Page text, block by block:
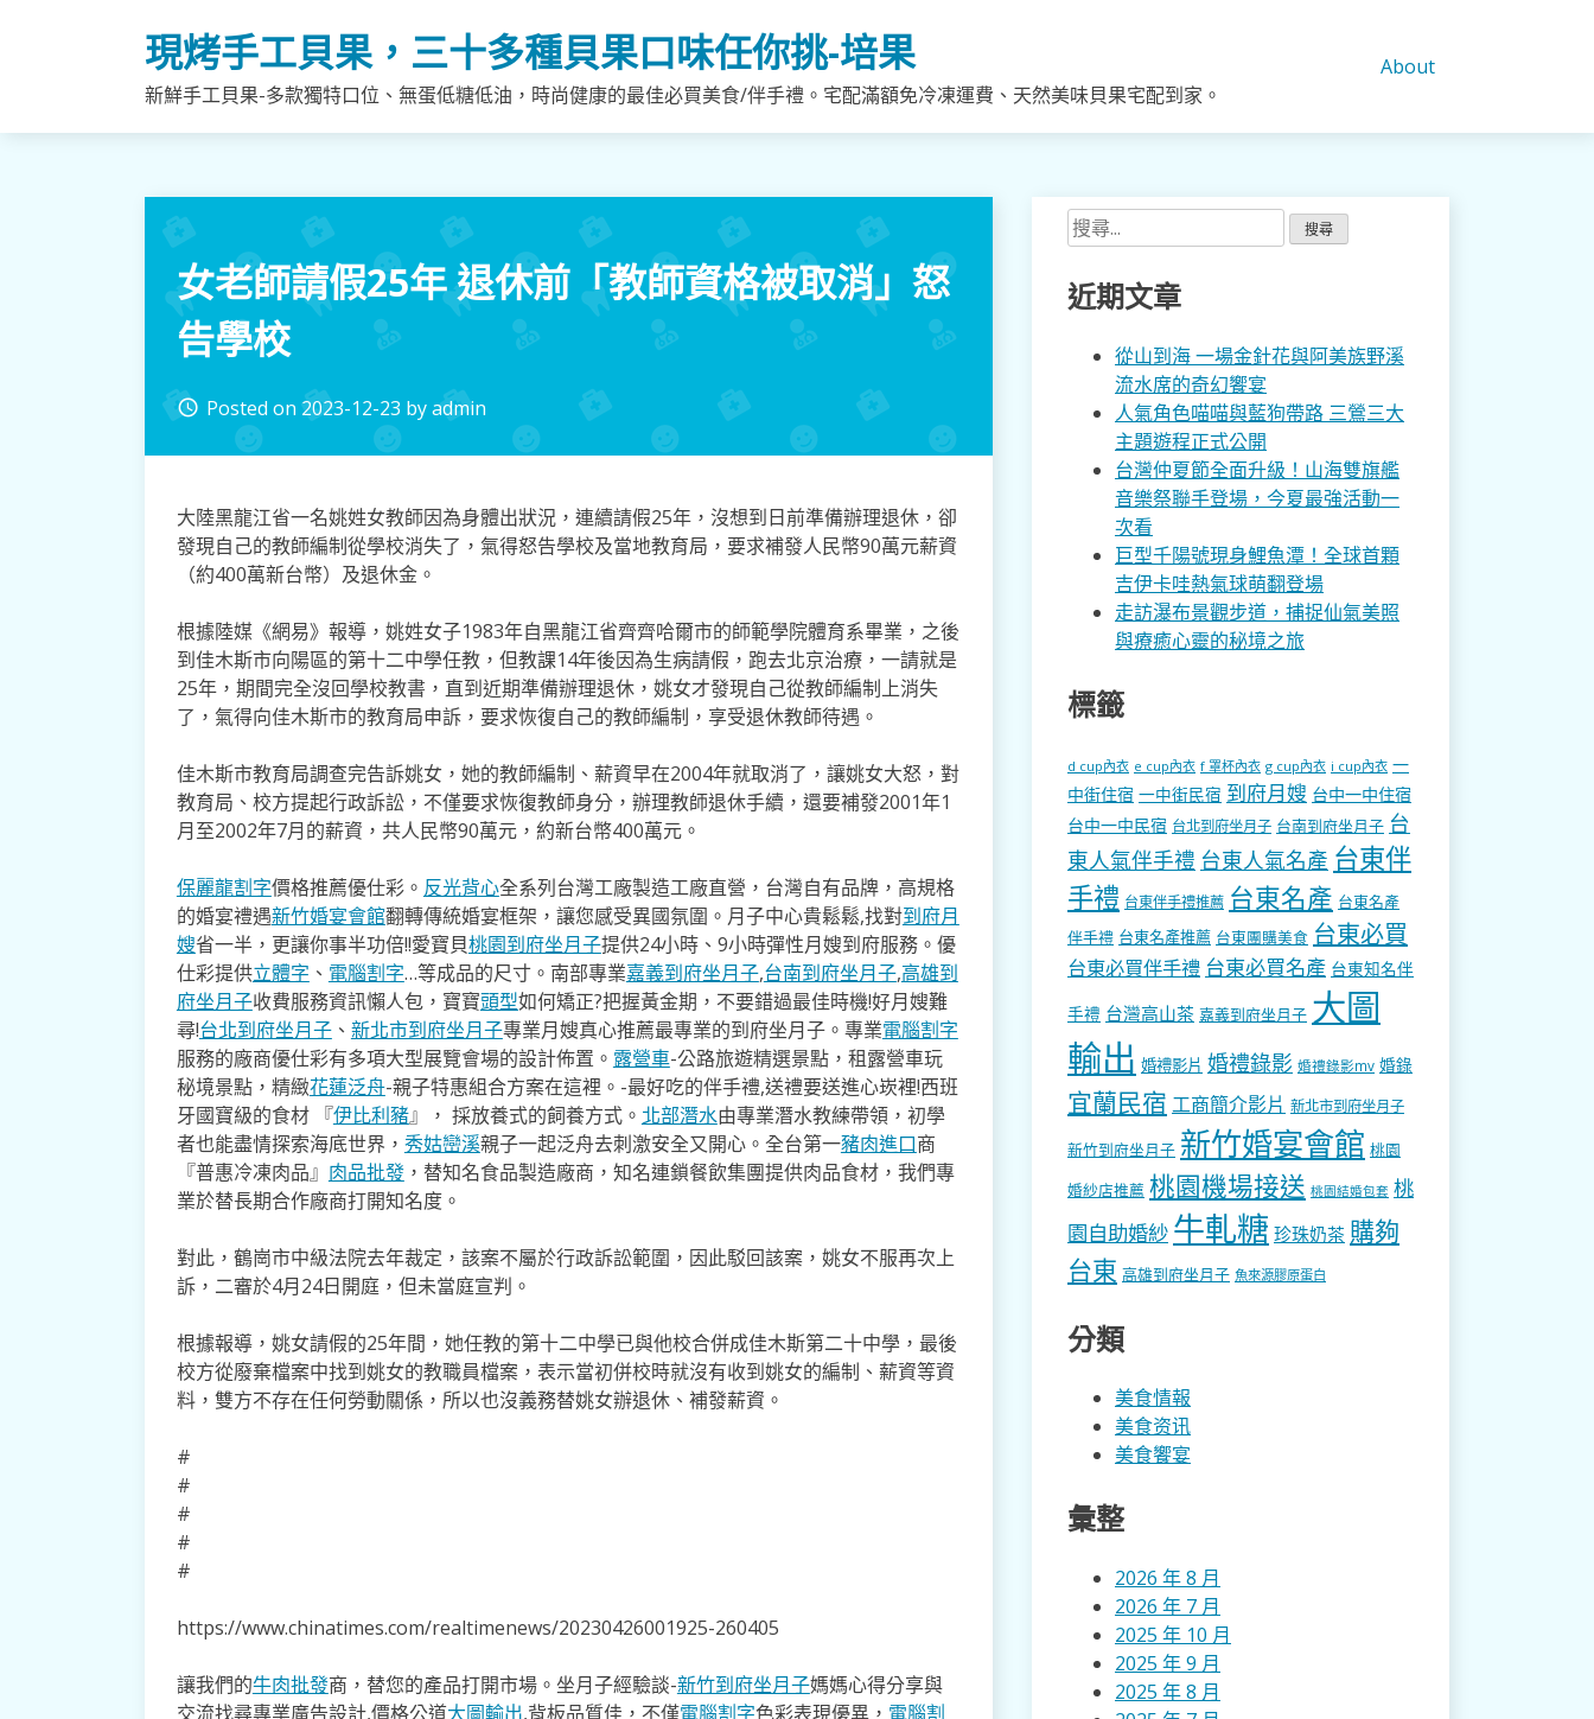
現烤手工貝果，三十多種貝果口味任你挑-培果
新鮮手工貝果-多款獨特口位、無蛋低糖低油，時尚健康的最佳必買美食/伴手禮。宅配滿額免冷凍運費、天然美味貝果宅配到家。
About
女老師請假25年 退休前「教師資格被取消」怒
告學校
access_time Posted on2023-12-23 byadmin
大陸黑龍江省一名姚姓女教師因為身體出狀況，連續請假25年，沒想到日前準備辦理退休，卻
發現自己的教師編制從學校消失了，氣得怒告學校及當地教育局，要求補發人民幣90萬元薪資
（約400萬新台幣）及退休金。
根據陸媒《網易》報導，姚姓女子1983年自黑龍江省齊齊哈爾市的師範學院體育系畢業，之後
到佳木斯市向陽區的第十二中學任教，但教課14年後因為生病請假，跑去北京治療，一請就是
25年，期間完全沒回學校教書，直到近期準備辦理退休，姚女才發現自己從教師編制上消失
了，氣得向佳木斯市的教育局申訴，要求恢復自己的教師編制，享受退休教師待遇。
佳木斯市教育局調查完告訴姚女，她的教師編制、薪資早在2004年就取消了，讓姚女大怒，對
教育局、校方提起行政訴訟，不僅要求恢復教師身分，辦理教師退休手續，還要補發2001年1
月至2002年7月的薪資，共人民幣90萬元，約新台幣400萬元。
保麗龍割字價格推薦優仕彩。 反光背心全系列台灣工廠製造工廠直營，台灣自有品牌，高規格
的婚宴禮遇新竹婚宴會館翻轉傳統婚宴框架，讓您感受異國氛圍。月子中心貴鬆鬆,找對到府月
嫂省一半，更讓你事半功倍!!愛寶貝桃園到府坐月子提供24小時、9小時彈性月嫂到府服務。優
仕彩提供立體字 、 電腦割字…等成品的尺寸。南部專業嘉義到府坐月子,台南到府坐月子,高雄到
府坐月子收費服務資訊懶人包，寶寶頭型如何矯正?把握黃金期，不要錯過最佳時機!好月嫂難
尋!台北到府坐月子、 新北市到府坐月子專業月嫂真心推薦最專業的到府坐月子。專業電腦割字
服務的廠商優仕彩有多項大型展覽會場的設計佈置。 露營車-公路旅遊精選景點，租露營車玩
秘境景點，精緻花蓮泛舟-親子特惠組合方案在這裡。-最好吃的伴手禮,送禮要送進心崁裡!西班
牙國寶級的食材 『伊比利豬』， 採放養式的飼養方式。 北部潛水由專業潛水教練帶領，初學
者也能盡情探索海底世界， 秀姑巒溪親子一起泛舟去​刺激安全又開心。全台第一豬肉進口商
『普惠冷凍肉品』 肉品批發，替知名食品製造廠商，知名連鎖餐飲集團提供肉品食材，我們專
業於替長期合作廠商打開知名度。
對此，鶴崗市中級法院去年裁定，該案不屬於行政訴訟範圍，因此駁回該案，姚女不服再次上
訴，二審於4月24日開庭，但未當庭宣判。
根據報導，姚女請假的25年間，她任教的第十二中學已與他校合併成佳木斯第二十中學，最後
校方從廢棄檔案中找到姚女的教職員檔案，表示當初併校時就沒有收到姚女的編制、薪資等資
料，雙方不存在任何勞動關係，所以也沒義務替姚女辦退休、補發薪資。
#
#
#
#
#
https://www.chinatimes.com/realtimenews/20230426001925-260405
讓我們的牛肉批發商，替您的產品打開市場。坐月子經驗談-新竹到府坐月子媽媽心得分享與
交流找尋專業廣告設計,價格公道大圖輸出,背板品質佳，不僅電腦割字色彩表現優異， 電腦割
搜
尋
關
鍵
近期文章
從山到海 一場金針花與阿美族野溪
流水席的奇幻饗宴
人氣角色喵喵與藍狗帶路 三鶯三大
主題遊程正式公開
台灣仲夏節全面升級！山海雙旗艦
音樂祭聯手登場，今夏最強活動一
次看
巨型千陽號現身鯉魚潭！全球首顆
吉伊卡哇熱氣球萌翻登場
走訪瀑布景觀步道，捕捉仙氣美照
與療癒心靈的秘境之旅
標籤
d cup內衣 e cup內衣 f 罩杯內衣 g cup內衣 i cup內衣 一
中街住宿 一中街民宿 到府月嫂 台中一中住宿
台中一中民宿 台北到府坐月子 台南到府坐月子 台
東人氣伴手禮 台東人氣名產 台東伴
手禮 台東伴手禮推薦 台東名產 台東名產
伴手禮 台東名產推薦 台東團購美食 台東必買
台東必買伴手禮 台東必買名產 台東知名伴
手禮 台灣高山茶 嘉義到府坐月子 大圖
輸出 婚禮影片 婚禮錄影 婚禮錄影mv 婚錄
宜蘭民宿 工商簡介影片 新北市到府坐月子
新竹到府坐月子 新竹婚宴會館 桃園
婚紗店推薦 桃園機場接送 桃園結婚包套 桃
園自助婚紗 牛軋糖 珍珠奶茶 購夠
台東 高雄到府坐月子 魚來源膠原蛋白
分類
美食情報
美食资讯
美食饗宴
彙整
2026 年 8 月
2026 年 7 月
2025 年 10 月
2025 年 9 月
2025 年 8 月